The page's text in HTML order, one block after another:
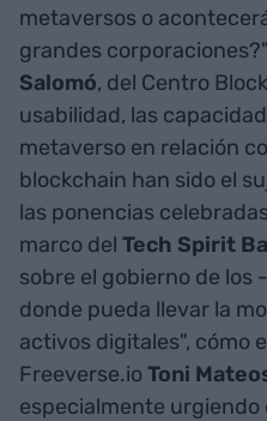
metaversos o
grandes
Salomó, del Centro
usabilidad, las
metaverso en relación
blockchain han sido el
las ponencias
marco del Tech Spirit
sobre el gobierno de los -
donde pueda llevar la
activos digitales", cómo
Freeverse.ioToni
especialmente urgiendo